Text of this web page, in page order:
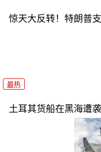
惊天大反转！特朗普
最热
土耳其货船在黑海遭